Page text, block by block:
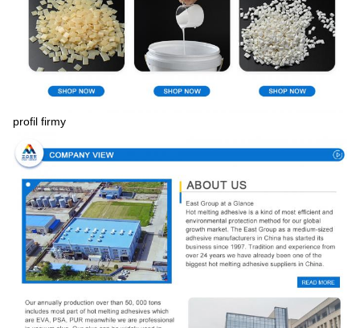
profil firmy